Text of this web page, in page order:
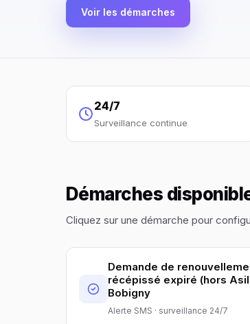
Voir les démarches
24/7
Surveillance continue
Démarches
Cliquez sur une démarche pour
Demande de
récépissé expiré (hors
Bobigny
Alerte SMS · surveillance 24/7